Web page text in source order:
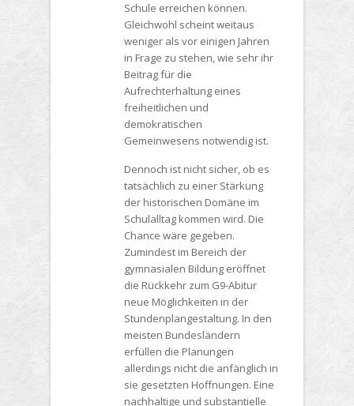
Schule erreichen können.
Gleichwohl scheint weitaus
weniger als vor einigen Jahren
in Frage zu stehen, wie sehr ihr
Beitrag für die
Aufrechterhaltung eines
freiheitlichen und
demokratischen
Gemeinwesens notwendig ist.
Dennoch ist nicht sicher, ob es
tatsächlich zu einer Stärkung
der historischen Domäne im
Schulalltag kommen wird. Die
Chance wäre gegeben.
Zumindest im Bereich der
gymnasialen Bildung eröffnet
die Rückkehr zum G9-Abitur
neue Möglichkeiten in der
Stundenplangestaltung. In den
meisten Bundesländern
erfüllen die Planungen
allerdings nicht die anfänglich in
sie gesetzten Hoffnungen. Eine
nachhaltige und substantielle